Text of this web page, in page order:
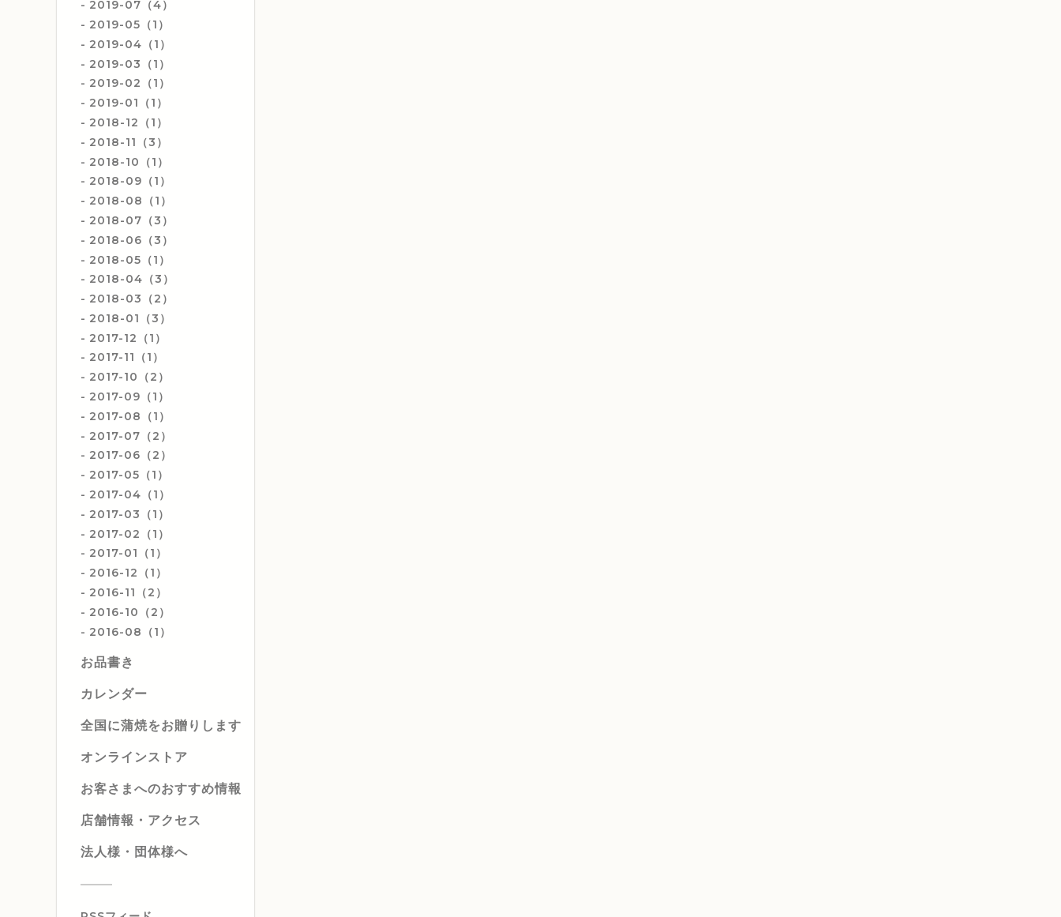
2019-07（4）
2019-05（1）
2019-04（1）
2019-03（1）
2019-02（1）
2019-01（1）
2018-12（1）
2018-11（3）
2018-10（1）
2018-09（1）
2018-08（1）
2018-07（3）
2018-06（3）
2018-05（1）
2018-04（3）
2018-03（2）
2018-01（3）
2017-12（1）
2017-11（1）
2017-10（2）
2017-09（1）
2017-08（1）
2017-07（2）
2017-06（2）
2017-05（1）
2017-04（1）
2017-03（1）
2017-02（1）
2017-01（1）
2016-12（1）
2016-11（2）
2016-10（2）
2016-08（1）
お品書き
カレンダー
全国に蒲焼をお贈りします
オンラインストア
お客さまへのおすすめ情報
店舗情報・アクセス
法人様・団体様へ